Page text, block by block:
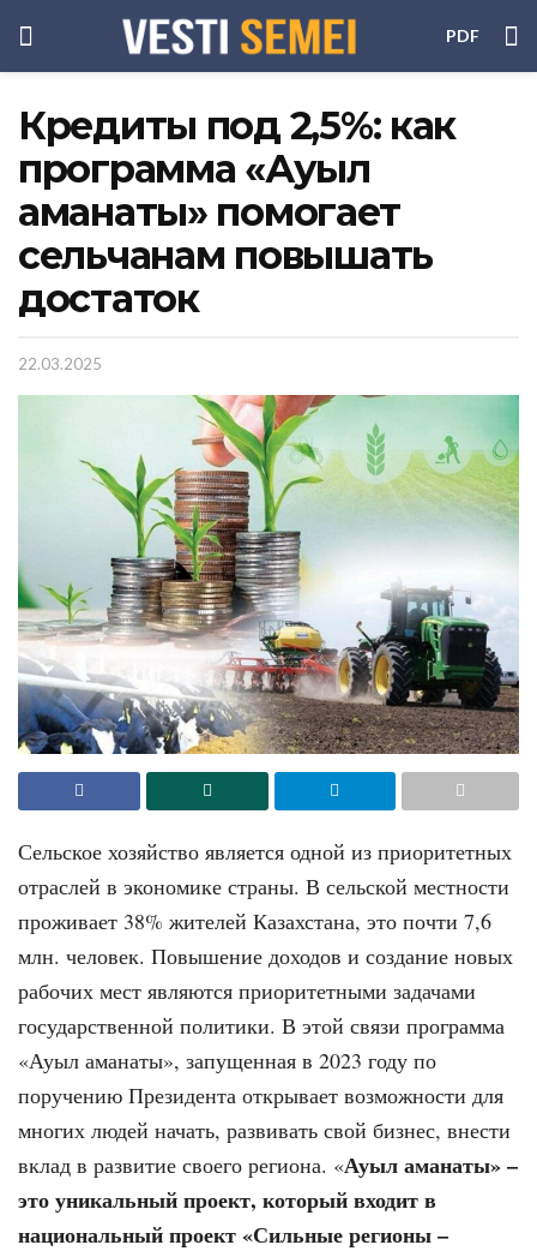
PDF
Кредиты под 2,5%: как
программа «Ауыл
аманаты» помогает
сельчанам повышать
достаток
22.03.2025
Сельское хозяйство является одной из приоритетных
отраслей в экономике страны. В сельской местности
проживает 38% жителей Казахстана, это почти 7,6
млн. человек. Повышение доходов и создание новых
рабочих мест являются приоритетными задачами
государственной политики. В этой связи программа
«Ауыл аманаты», запущенная в 2023 году по
поручению Президента открывает возможности для
многих людей начать, развивать свой бизнес, внести
вклад в развитие своего региона. «Ауыл аманаты» –
это уникальный проект, который входит в
национальный проект «Сильные регионы –